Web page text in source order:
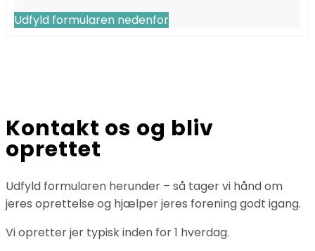
Udfyld formularen nedenfor
Kontakt os og bliv
oprettet
Udfyld formularen herunder – så tager vi hånd om
jeres oprettelse og hjælper jeres forening godt igang.
Vi opretter jer typisk inden for 1 hverdag.